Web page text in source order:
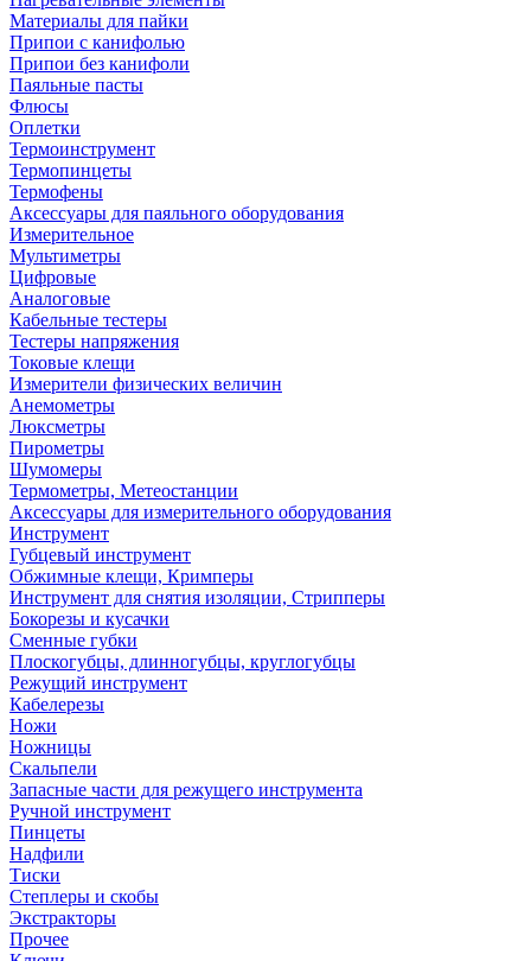
Материалы для пайки
Припои с канифолью
Припои без канифоли
Паяльные пасты
Флюсы
Оплетки
Термоинструмент
Термопинцеты
Термофены
Аксессуары для паяльного оборудования
Измерительное
Мультиметры
Цифровые
Аналоговые
Кабельные тестеры
Тестеры напряжения
Токовые клещи
Измерители физических величин
Анемометры
Люксметры
Пирометры
Шумомеры
Термометры, Метеостанции
Аксессуары для измерительного оборудования
Инструмент
Губцевый инструмент
Обжимные клещи, Кримперы
Инструмент для снятия изоляции, Стрипперы
Бокорезы и кусачки
Сменные губки
Плоскогубцы, длинногубцы, круглогубцы
Режущий инструмент
Кабелерезы
Ножи
Ножницы
Скальпели
Запасные части для режущего инструмента
Ручной инструмент
Пинцеты
Надфили
Тиски
Степлеры и скобы
Экстракторы
Прочее